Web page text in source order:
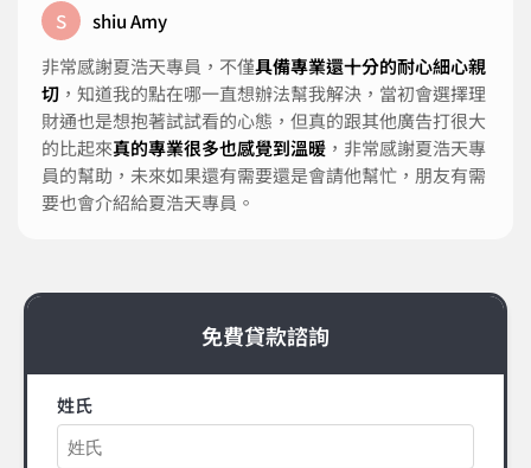
s
shiu Amy
非常感謝夏浩天專員，不僅具備專業還十分的耐心細心親
切 ，知道我的點在哪一直想辦法幫我解決，當初會選擇理
財通也是想抱著試試看的心態，但真的跟其他廣告打很大
的比起來真的專業很多也感覺到溫暖 ，非常感謝夏浩天專
員的幫助，未來如果還有需要還是會請他幫忙，朋友有需
要也會介紹給夏浩天專員。
免費貸款諮詢
姓氏